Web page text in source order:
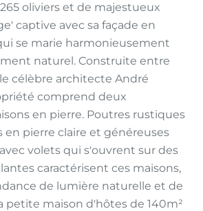
oliviers et de majestueux
captive avec sa façade en
se marie harmonieusement
naturel. Construite entre
le célèbre architecte André
comprend deux
en pierre. Poutres rustiques
en pierre claire et généreuses
volets qui s'ouvrent sur des
caractérisent ces maisons,
de lumière naturelle et de
petite maison d'hôtes de 140m²